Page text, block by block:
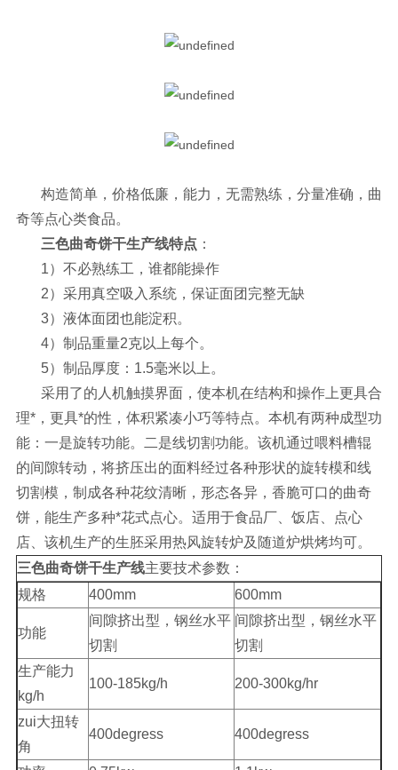
构造简单，价格低廉，能力，无需熟练，分量准确，曲
奇等点心类食品。
三色曲奇饼干生产线特点 ：
1）不必熟练工，谁都能操作
2）采用真空吸入系统，保证面团完整无缺
3）液体面团也能淀积。
4）制品重量2克以上每个。
5）制品厚度：1.5毫米以上。
采用了的人机触摸界面，使本机在结构和操作上更具合
理*，更具*的性，体积紧凑小巧等特点。本机有两种成型功
能：一是旋转功能。二是线切割功能。该机通过喂料槽辊
的间隙转动，将挤压出的面料经过各种形状的旋转模和线
切割模，制成各种花纹清晰，形态各异，香脆可口的曲奇
饼，能生产多种*花式点心。适用于食品厂、饭店、点心
店、该机生产的生胚采用热风旋转炉及随道炉烘烤均可。
三色曲奇饼干生产线主要技术参数：
规格
400mm 600mm
功能
间隙挤出型，钢丝水平
切割
间隙挤出型，钢丝水平
切割
生产能力
kg/h
100-185kg/h 200-300kg/hr
zui大扭转
角
400degress 400degress